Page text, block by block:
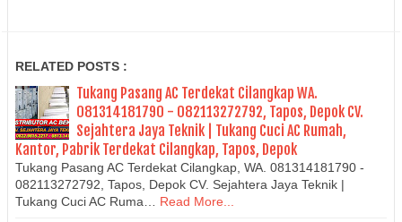
RELATED POSTS :
Tukang Pasang AC Terdekat Cilangkap WA.
081314181790 - 082113272792, Tapos, Depok CV.
Sejahtera Jaya Teknik | Tukang Cuci AC Rumah,
Kantor, Pabrik Terdekat Cilangkap, Tapos, Depok
Tukang Pasang AC Terdekat Cilangkap, WA. 081314181790 -
082113272792, Tapos, Depok CV. Sejahtera Jaya Teknik |
Tukang Cuci AC Ruma…
Read More...